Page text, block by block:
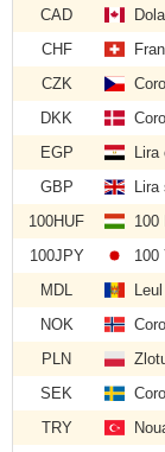
CAD
CHF
CZK
DKK
EGP
Lira
GBP
Lira
100HUF
100
100JPY
100
MDL
NOK
PLN
SEK
TRY